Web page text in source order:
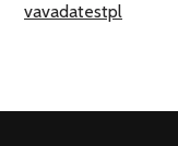
vavadatestpl